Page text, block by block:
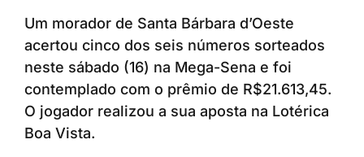
Um morador de Santa Bárbara d’Oeste
acertou cinco dos seis números sorteados
neste sábado (16) na Mega-Sena e foi
contemplado com o prêmio de R$21.613,45.
O jogador realizou a sua aposta na Lotérica
Boa Vista.